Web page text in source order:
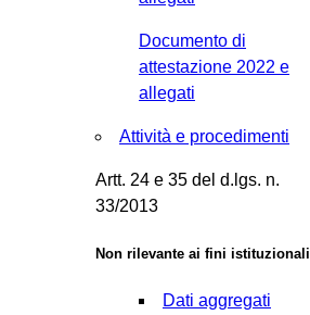
Documento di
attestazione 2022 e
allegati
Attività e procedimenti
Artt. 24 e 35 del d.lgs. n.
33/2013
Non rilevante ai fini istituzionali
Dati aggregati